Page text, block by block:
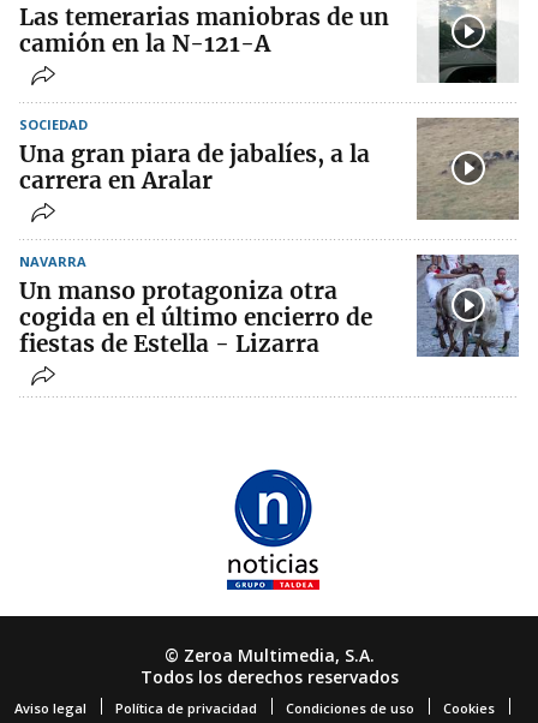
Las temerarias maniobras de un
camión en la N-121-A
SOCIEDAD
Una gran piara de jabalíes, a la
carrera en Aralar
NAVARRA
Un manso protagoniza otra
cogida en el último encierro de
fiestas de Estella - Lizarra
© Zeroa Multimedia, S.A.
Todos los derechos reservados
Aviso legal Política de privacidad Condiciones de uso Cookies